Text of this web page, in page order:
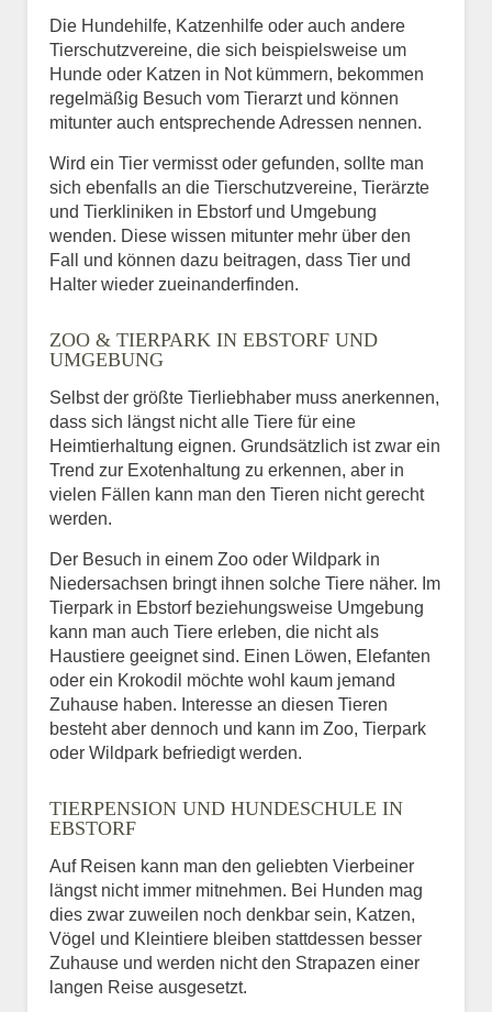
Die Hundehilfe, Katzenhilfe oder auch andere
Tierschutzvereine, die sich beispielsweise um
Hunde oder Katzen in Not kümmern, bekommen
regelmäßig Besuch vom Tierarzt und können
mitunter auch entsprechende Adressen nennen.
Wird ein Tier vermisst oder gefunden, sollte man
sich ebenfalls an die Tierschutzvereine, Tierärzte
und Tierkliniken in Ebstorf und Umgebung
wenden. Diese wissen mitunter mehr über den
Fall und können dazu beitragen, dass Tier und
Halter wieder zueinanderfinden.
ZOO & TIERPARK IN EBSTORF UND
UMGEBUNG
Selbst der größte Tierliebhaber muss anerkennen,
dass sich längst nicht alle Tiere für eine
Heimtierhaltung eignen. Grundsätzlich ist zwar ein
Trend zur Exotenhaltung zu erkennen, aber in
vielen Fällen kann man den Tieren nicht gerecht
werden.
Der Besuch in einem Zoo oder Wildpark in
Niedersachsen bringt ihnen solche Tiere näher. Im
Tierpark in Ebstorf beziehungsweise Umgebung
kann man auch Tiere erleben, die nicht als
Haustiere geeignet sind. Einen Löwen, Elefanten
oder ein Krokodil möchte wohl kaum jemand
Zuhause haben. Interesse an diesen Tieren
besteht aber dennoch und kann im Zoo, Tierpark
oder Wildpark befriedigt werden.
TIERPENSION UND HUNDESCHULE IN
EBSTORF
Auf Reisen kann man den geliebten Vierbeiner
längst nicht immer mitnehmen. Bei Hunden mag
dies zwar zuweilen noch denkbar sein, Katzen,
Vögel und Kleintiere bleiben stattdessen besser
Zuhause und werden nicht den Strapazen einer
langen Reise ausgesetzt.